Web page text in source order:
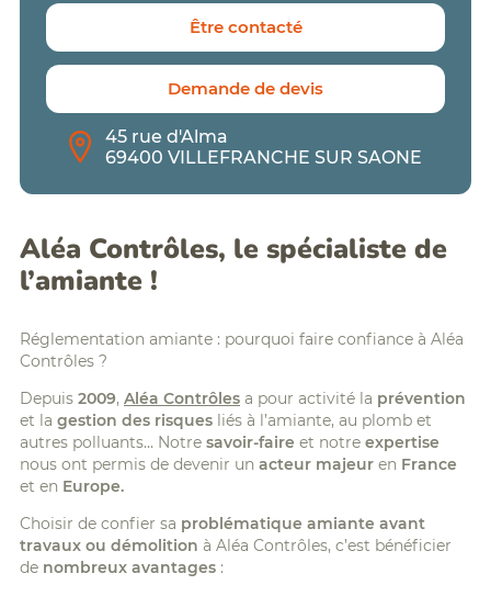
BTP
FCR,
silice,
VI,...
Analyse
Qualité
l'Air
Diagnostic
radon
Diagnostics
PEMD
Formation
amiante
Formations
learning
Planning
Politique
Être contacté
Demande de devis
45 rue d'Alma
69400 VILLEFRANCHE SUR SAONE
Aléa Contrôles, le spécialiste de
l’amiante !
Réglementation amiante : pourquoi faire confiance à Aléa
Contrôles ?
Depuis 2009, Aléa Contrôles a pour activité la prévention
et la gestion des risques liés à l’amiante, au plomb et
autres polluants… Notre savoir-faire et notre expertise
nous ont permis de devenir un acteur majeur en France
et en Europe.
Choisir de confier sa problématique amiante avant
travaux ou démolition à Aléa Contrôles, c’est bénéficier
de nombreux avantages :